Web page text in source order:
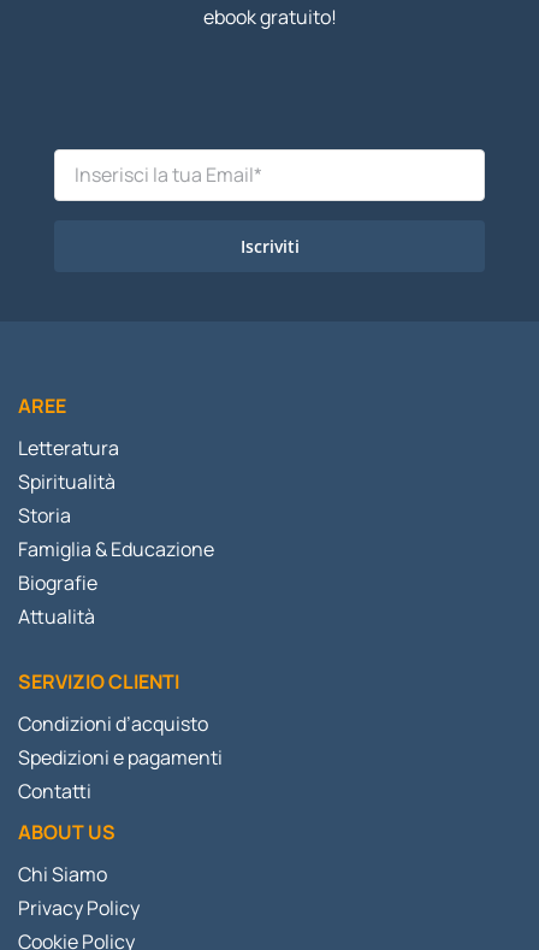
ebook gratuito!
Iscriviti
AREE
Letteratura
Spiritualità
Storia
Famiglia & Educazione
Biografie
Attualità
SERVIZIO CLIENTI
Condizioni d’acquisto
Spedizioni e pagamenti
Contatti
ABOUT US
Chi Siamo
Privacy Policy
Cookie Policy